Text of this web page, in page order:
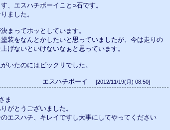
、エスハチボーイこと○石です。
ました。
まってホッとしています。
装をなんとかしたいと思っていましたが、今は走りの
げないといけないなぁと思っています。
いたのにはビックリでした。
エスハチボーイ [2012/11/19(月) 08:50]
ま
がとうございました。
エスハチ、キレイですし大事にしてやってください